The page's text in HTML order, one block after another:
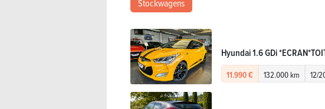
Stockwagens
Hyundai 1.6 GDi
11.990 € 132.000 km 12/